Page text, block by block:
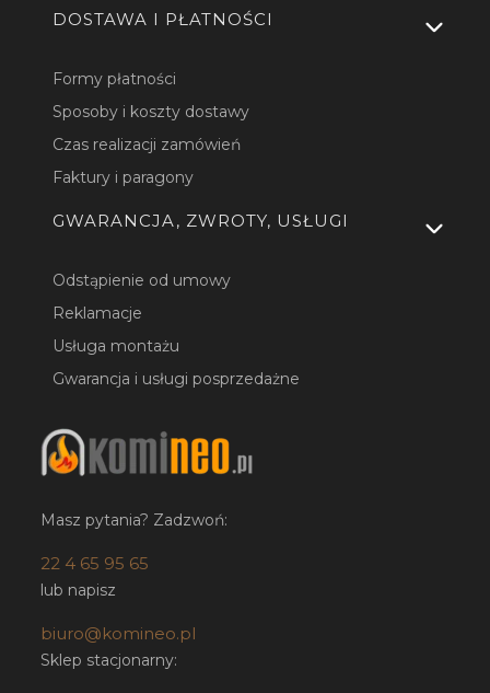
DOSTAWA I PŁATNOŚCI
Formy płatności
Sposoby i koszty dostawy
Czas realizacji zamówień
Faktury i paragony
GWARANCJA, ZWROTY, USŁUGI
Odstąpienie od umowy
Reklamacje
Usługa montażu
Gwarancja i usługi posprzedażne
Masz pytania? Zadzwoń:
22 4 65 95 65
lub napisz
biuro@komineo.pl
Sklep stacjonarny: